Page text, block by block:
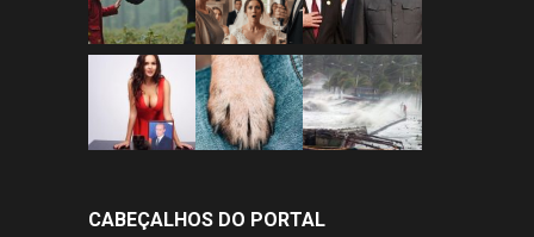
CABEÇALHOS DO PORTAL